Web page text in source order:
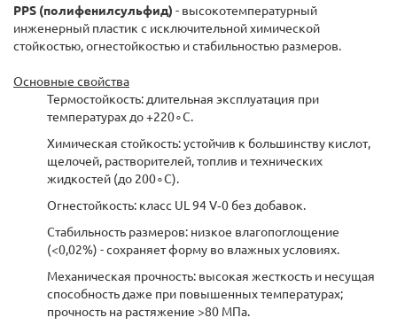
PPS (полифенилсульфид) - высокотемпературный
инженерный пластик с исключительной химической
стойкостью, огнестойкостью и стабильностью размеров.
Основные свойства
Термостойкость: длительная эксплуатация при
температурах до +220∘C.
Химическая стойкость: устойчив к большинству кислот,
щелочей, растворителей, топлив и технических
жидкостей (до 200∘C).
Огнестойкость: класс UL 94 V‑0 без добавок.
Стабильность размеров: низкое влагопоглощение
(<0,02%) - сохраняет форму во влажных условиях.
Механическая прочность: высокая жесткость и несущая
способность даже при повышенных температурах;
прочность на растяжение >80 МПа.